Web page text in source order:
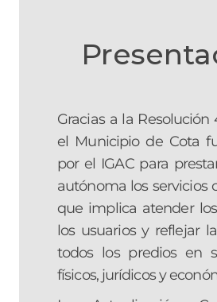
Gracias a la Resolución
el Municipio de Cota
por el IGAC para
autónoma los servicios
que implica atender
los usuarios y reflejar
todos los predios en
físicos, jurídicos y